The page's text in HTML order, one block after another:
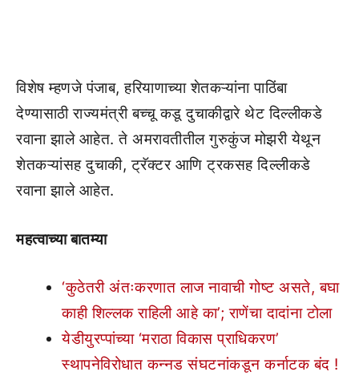
विशेष म्हणजे पंजाब, हरियाणाच्या शेतकऱ्यांना पाठिंबा
देण्यासाठी राज्यमंत्री बच्चू कडू दुचाकीद्वारे थेट दिल्लीकडे
रवाना झाले आहेत. ते अमरावतीतील गुरुकुंज मोझरी येथून
शेतकऱ्यांसह दुचाकी, ट्रॅक्टर आणि ट्रकसह दिल्लीकडे
रवाना झाले आहेत.
महत्वाच्या बातम्या
‘कुठेतरी अंतःकरणात लाज नावाची गोष्ट असते, बघा
काही शिल्लक राहिली आहे का’; राणेंचा दादांना टोला
येडीयुरप्पांच्या ‘मराठा विकास प्राधिकरण’
स्थापनेविरोधात कन्नड संघटनांकडून कर्नाटक बंद !